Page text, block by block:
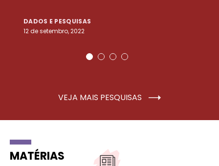
DADOS E PESQUISAS
12 de setembro, 2022
VEJA MAIS PESQUISAS
MATÉRIAS